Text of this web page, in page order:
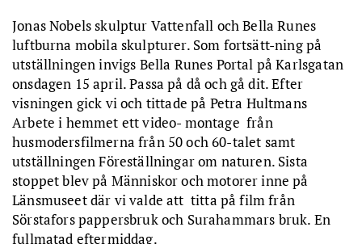
Jonas Nobels skulptur Vattenfall och Bella Runes
luftburna mobila skulpturer. Som fortsätt-ning på
utställningen invigs Bella Runes Portal på Karlsgatan
onsdagen 15 april. Passa på då och gå dit. Efter
visningen gick vi och tittade på Petra Hultmans
Arbete i hemmet ett video- montage från
husmodersfilmerna från 50 och 60-talet samt
utställningen Föreställningar om naturen. Sista
stoppet blev på Människor och motorer inne på
Länsmuseet där vi valde att titta på film från
Sörstafors pappersbruk och Surahammars bruk. En
fullmatad eftermiddag.